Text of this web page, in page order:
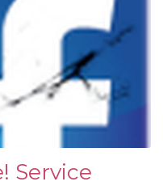
Service